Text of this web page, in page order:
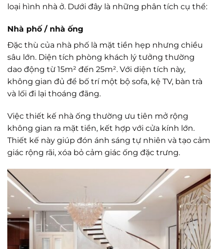
loại hình nhà ở. Dưới đây là những phân tích cụ thể:
Nhà phố / nhà ống
Đặc thù của nhà phố là mặt tiền hẹp nhưng chiều
sâu lớn. Diện tích phòng khách lý tưởng thường
dao động từ 15m² đến 25m². Với diện tích này,
không gian đủ để bố trí một bộ sofa, kệ TV, bàn trà
và lối đi lại thoáng đãng.
Việc thiết kế nhà ống thường ưu tiên mở rộng
không gian ra mặt tiền, kết hợp với cửa kính lớn.
Thiết kế này giúp đón ánh sáng tự nhiên và tạo cảm
giác rộng rãi, xóa bỏ cảm giác ống đặc trưng.